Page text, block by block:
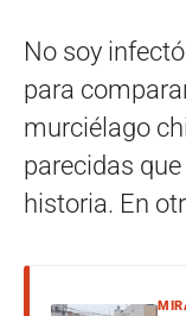
No soy
para
murciélago
parecidas
historia. En